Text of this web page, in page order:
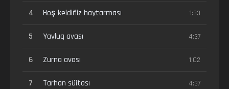
4 Hoş keldiñiz haytarması 1:33
5 Yavluq avası 4:37
6 Zurna avası 1:02
7 Tarhan süitası 4:37